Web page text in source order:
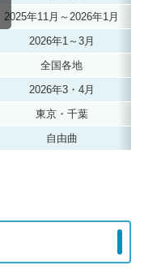
2025年11月～2026年1月
2026年1～3月
全国各地
2026年3・4月
東京・千葉
自由曲